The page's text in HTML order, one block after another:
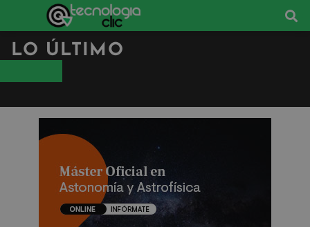
LO ÚLTIMO